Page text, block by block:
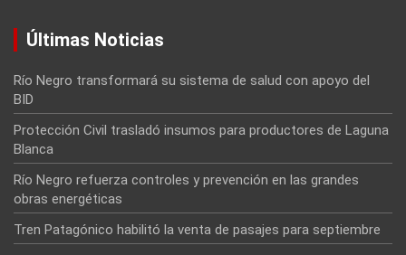
Últimas Noticias
Río Negro transformará su sistema de salud con apoyo del
BID
Protección Civil trasladó insumos para productores de Laguna
Blanca
Río Negro refuerza controles y prevención en las grandes
obras energéticas
Tren Patagónico habilitó la venta de pasajes para septiembre